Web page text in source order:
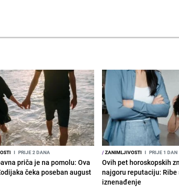
I PRIJE 2 DANA
priča je na pomolu: Ova
čeka poseban august
/ZANIMLJIVOSTI I PRIJE 1 DAN
Ovih pet horoskopskih
najgoru reputaciju: Ribe
iznenađenje